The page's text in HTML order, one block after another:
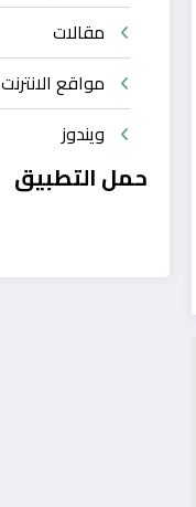
مقالات
مواقع الانترنت
ويندوز
حمل التطبيق